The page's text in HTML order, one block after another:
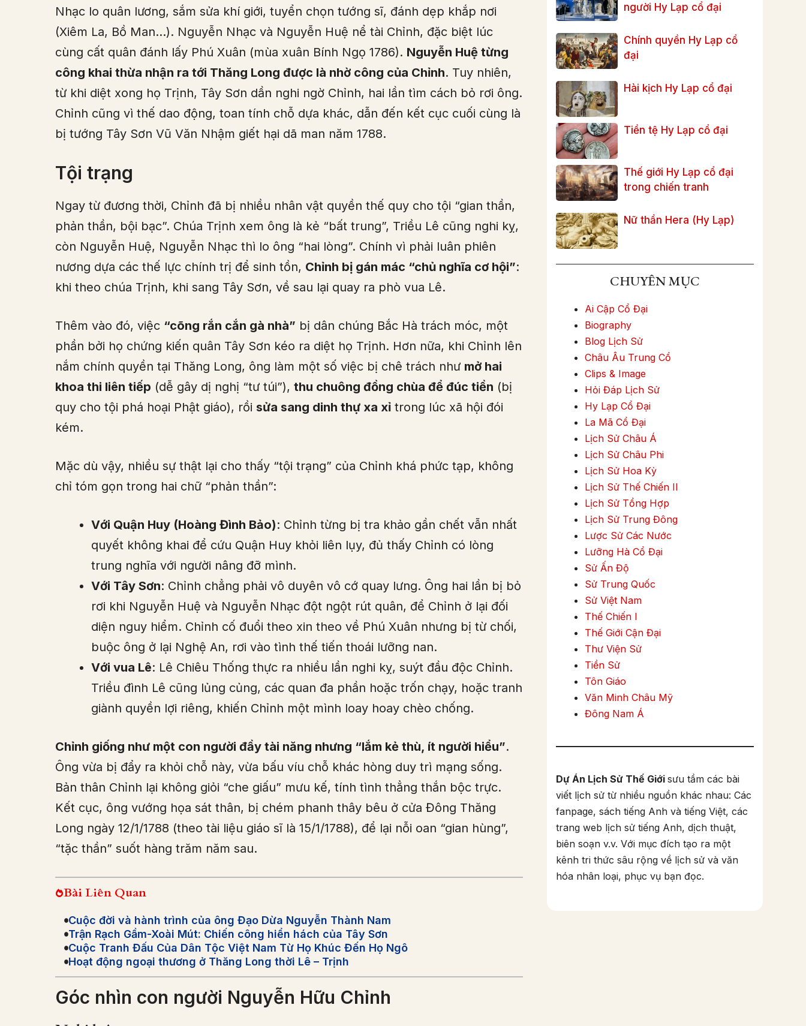
Nhạc lo quân lương, sắm sửa khí giới, tuyển chọn tướng sĩ, đánh dẹp khắp nơi
(Xiêm La, Bồ Man…). Nguyễn Nhạc và Nguyễn Huệ nể tài Chỉnh, đặc biệt lúc
cùng cất quân đánh lấy Phú Xuân (mùa xuân Bính Ngọ 1786). Nguyễn Huệ từng
công khai thừa nhận ra tới Thăng Long được là nhờ công của Chỉnh. Tuy nhiên,
từ khi diệt xong họ Trịnh, Tây Sơn dần nghi ngờ Chỉnh, hai lần tìm cách bỏ rơi ông.
Chỉnh cũng vì thế dao động, toan tính chỗ dựa khác, dẫn đến kết cục cuối cùng là
bị tướng Tây Sơn Vũ Văn Nhậm giết hại dã man năm 1788.
Tội trạng
Ngay từ đương thời, Chỉnh đã bị nhiều nhân vật quyền thế quy cho tội “gian thần,
phản thần, bội bạc”. Chúa Trịnh xem ông là kẻ “bất trung”, Triều Lê cũng nghi kỵ,
còn Nguyễn Huệ, Nguyễn Nhạc thì lo ông “hai lòng”. Chính vì phải luân phiên
nương dựa các thế lực chính trị để sinh tồn, Chỉnh bị gán mác “chủ nghĩa cơ hội”:
khi theo chúa Trịnh, khi sang Tây Sơn, về sau lại quay ra phò vua Lê.
Thêm vào đó, việc “cõng rắn cắn gà nhà” bị dân chúng Bắc Hà trách móc, một
phần bởi họ chứng kiến quân Tây Sơn kéo ra diệt họ Trịnh. Hơn nữa, khi Chỉnh lên
nắm chính quyền tại Thăng Long, ông làm một số việc bị chê trách như mở hai
khoa thi liên tiếp (dễ gây dị nghị “tư túi”), thu chuông đồng chùa để đúc tiền (bị
quy cho tội phá hoại Phật giáo), rồi sửa sang dinh thự xa xỉ trong lúc xã hội đói
kém.
Mặc dù vậy, nhiều sự thật lại cho thấy “tội trạng” của Chỉnh khá phức tạp, không
chỉ tóm gọn trong hai chữ “phản thần”:
Với Quận Huy (Hoàng Đình Bảo): Chỉnh từng bị tra khảo gần chết vẫn nhất
quyết không khai để cứu Quận Huy khỏi liên lụy, đủ thấy Chỉnh có lòng
trung nghĩa với người nâng đỡ mình.
Với Tây Sơn: Chỉnh chẳng phải vô duyên vô cớ quay lưng. Ông hai lần bị bỏ
rơi khi Nguyễn Huệ và Nguyễn Nhạc đột ngột rút quân, để Chỉnh ở lại đối
diện nguy hiểm. Chỉnh cố đuổi theo xin theo về Phú Xuân nhưng bị từ chối,
buộc ông ở lại Nghệ An, rơi vào tình thế tiến thoái lưỡng nan.
Với vua Lê: Lê Chiêu Thống thực ra nhiều lần nghi kỵ, suýt đầu độc Chỉnh.
Triều đình Lê cũng lủng củng, các quan đa phần hoặc trốn chạy, hoặc tranh
giành quyền lợi riêng, khiến Chỉnh một mình loay hoay chèo chống.
Chỉnh giống như một con người đầy tài năng nhưng “lắm kẻ thù, ít người hiểu”.
Ông vừa bị đẩy ra khỏi chỗ này, vừa bấu víu chỗ khác hòng duy trì mạng sống.
Bản thân Chỉnh lại không giỏi “che giấu” mưu kế, tính tình thẳng thắn bộc trực.
Kết cục, ông vướng họa sát thân, bị chém phanh thây bêu ở cửa Đông Thăng
Long ngày 12/1/1788 (theo tài liệu giáo sĩ là 15/1/1788), để lại nỗi oan “gian hùng”,
“tặc thần” suốt hàng trăm năm sau.
Bài Liên Quan
Cuộc đời và hành trình của ông Đạo Dừa Nguyễn Thành Nam
Trận Rạch Gầm-Xoài Mút: Chiến công hiển hách của Tây Sơn
Cuộc Tranh Đấu Của Dân Tộc Việt Nam Từ Họ Khúc Đến Họ Ngô
Hoạt động ngoại thương ở Thăng Long thời Lê – Trịnh
Góc nhìn con người Nguyễn Hữu Chỉnh
người Hy Lạp cổ đại
Chính quyền Hy Lạp cổ
đại
Hài kịch Hy Lạp cổ đại
Tiền tệ Hy Lạp cổ đại
Thế giới Hy Lạp cổ đại
trong chiến tranh
Nữ thần Hera (Hy Lạp)
CHUYÊN MỤC
Ai Cập Cổ Đại
Biography
Blog Lịch Sử
Châu Âu Trung Cổ
Clips & Image
Hỏi Đáp Lịch Sử
Hy Lạp Cổ Đại
La Mã Cổ Đại
Lịch Sử Châu Á
Lịch Sử Châu Phi
Lịch Sử Hoa Kỳ
Lịch Sử Thế Chiến II
Lịch Sử Tổng Hợp
Lịch Sử Trung Đông
Lược Sử Các Nước
Lưỡng Hà Cổ Đại
Sử Ấn Độ
Sử Trung Quốc
Sử Việt Nam
Thế Chiến I
Thế Giới Cận Đại
Thư Viện Sử
Tiền Sử
Tôn Giáo
Văn Minh Châu Mỹ
Đông Nam Á
Dự Án Lịch Sử Thế Giới sưu tầm các bài
viết lịch sử từ nhiều nguồn khác nhau: Các
fanpage, sách tiếng Anh và tiếng Việt, các
trang web lịch sử tiếng Anh, dịch thuật,
biên soạn v.v. Với mục đích tạo ra một
kênh tri thức sâu rộng về lịch sử và văn
hóa nhân loại, phục vụ bạn đọc.